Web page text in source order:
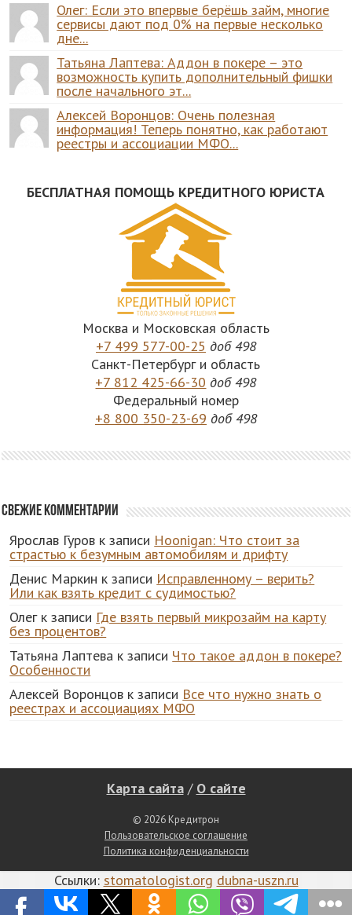
Олег: Если это впервые берёшь займ, многие
сервисы дают под 0% на первые несколько
дне...
Татьяна Лаптева: Аддон в покере – это
возможность купить дополнительный фишки
после начального эт...
Алексей Воронцов: Очень полезная
информация! Теперь понятно, как работают
реестры и ассоциации МФО...
БЕСПЛАТНАЯ ПОМОЩЬ КРЕДИТНОГО ЮРИСТА
Москва и Московская область
+7 499 577-00-25 доб 498
Санкт-Петербург и область
+7 812 425-66-30 доб 498
Федеральный номер
+8 800 350-23-69 доб 498
Свежие комментарии
Ярослав Гуров к записи Hoonigan: Что стоит за
страстью к безумным автомобилям и дрифту
Денис Маркин к записи Исправленному – верить?
Или как взять кредит с судимостью?
Олегк записи Где взять первый микрозайм на карту
без процентов?
Татьяна Лаптева к записи Что такое аддон в покере?
Особенности
Алексей Воронцов к записи Все что нужно знать о
реестрах и ассоциациях МФО
Карта сайта/ О сайте
© 2026 Кредитрон
Пользовательское соглашение
Политика конфиденциальности
Ссылки: stomatologist.org dubna-uszn.ru